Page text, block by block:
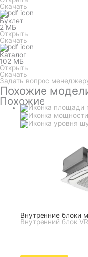
Скачать
Буклет
2 МБ
Открыть
Скачать
Каталог
102 МБ
Открыть
Скачать
Задать вопрос
Похожие
Похожие
Внутренние блоки
Внутренний блок